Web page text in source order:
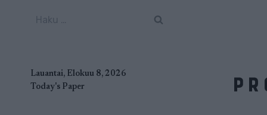
Lauantai, Elokuu 8, 2026
Today's Paper